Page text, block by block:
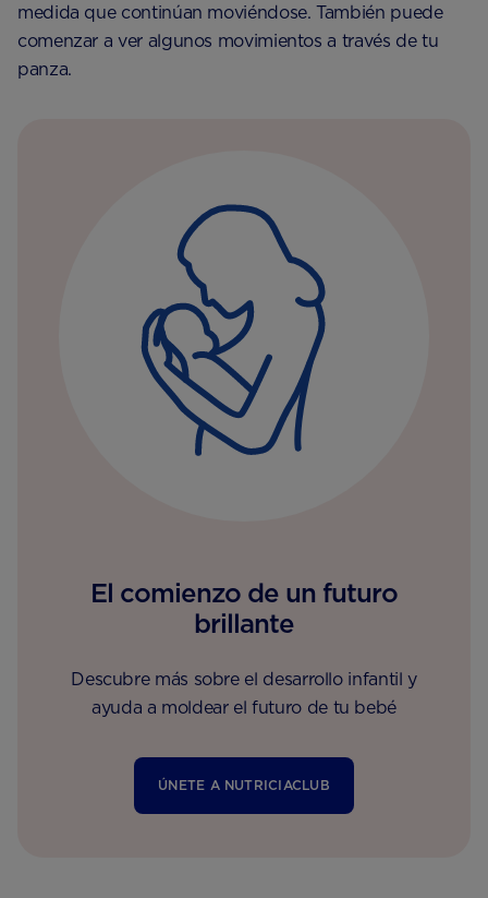
medida que continúan moviéndose. También puede
comenzar a ver algunos movimientos a través de tu
panza.
El comienzo de un futuro
brillante
Descubre más sobre el desarrollo infantil y
ayuda a moldear el futuro de tu bebé
ÚNETE A NUTRICIACLUB